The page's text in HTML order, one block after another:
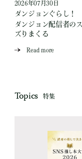
2026年07月30日
ダンジョンぐらし！
ダンジョン配信者の
ズりまくる
Read more
Topics 特集